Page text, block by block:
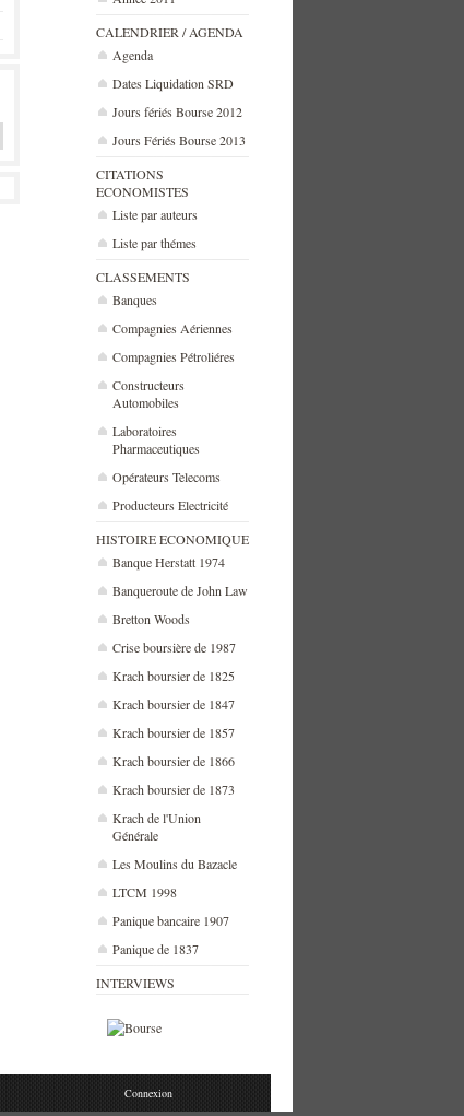
CALENDRIER / AGENDA
Agenda
Dates Liquidation SRD
Jours fériés Bourse 2012
Jours Fériés Bourse 2013
CITATIONS
ECONOMISTES
Liste par auteurs
Liste par thémes
CLASSEMENTS
Banques
Compagnies Aériennes
Compagnies Pétroliéres
Constructeurs
Automobiles
Laboratoires
Pharmaceutiques
Opérateurs Telecoms
Producteurs Electricité
HISTOIRE ECONOMIQUE
Banque Herstatt 1974
Banqueroute de John Law
Bretton Woods
Crise boursière de 1987
Krach boursier de 1825
Krach boursier de 1847
Krach boursier de 1857
Krach boursier de 1866
Krach boursier de 1873
Krach de l'Union
Générale
Les Moulins du Bazacle
LTCM 1998
Panique bancaire 1907
Panique de 1837
INTERVIEWS
Connexion